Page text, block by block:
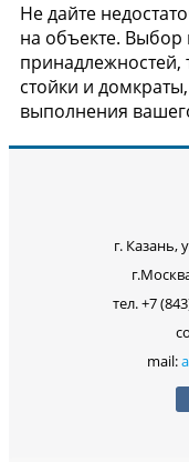
Не дайте
на объекте. Выбор
принадлежностей,
стойки и
выполнения
г. Казань,
тел. +7
mail: